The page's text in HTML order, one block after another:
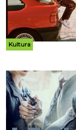
Kultura